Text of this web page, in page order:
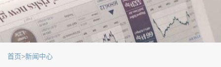
首页>新闻中心